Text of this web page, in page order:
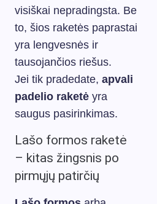
visiškai nepradingsta. Be
to, šios raketės paprastai
yra lengvesnės ir
tausojančios riešus.
Jei tik pradedate, apvali
padelio raketė yra
saugus pasirinkimas.
Lašo formos raketė
– kitas žingsnis po
pirmųjų patirčių